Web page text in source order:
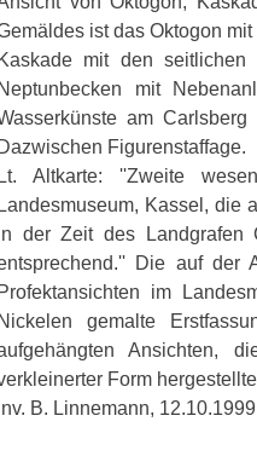
ist das Oktogon
mit den
mit
am
Figurenstaffage.
Altkarte: ''Zweite
Kassel, die
der Zeit des Landgrafen
Die auf der
im
gemalte
Ansichten,
Form
B. Linnemann, 12.10.1999